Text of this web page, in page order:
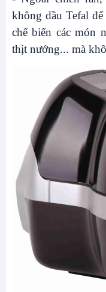
không dầu Tefal
chế biến các món
thịt nướng... mà